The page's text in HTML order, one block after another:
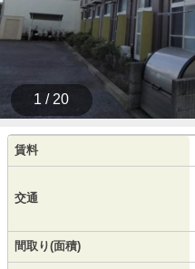
1 / 20
賃料
交通
間取り(面積)